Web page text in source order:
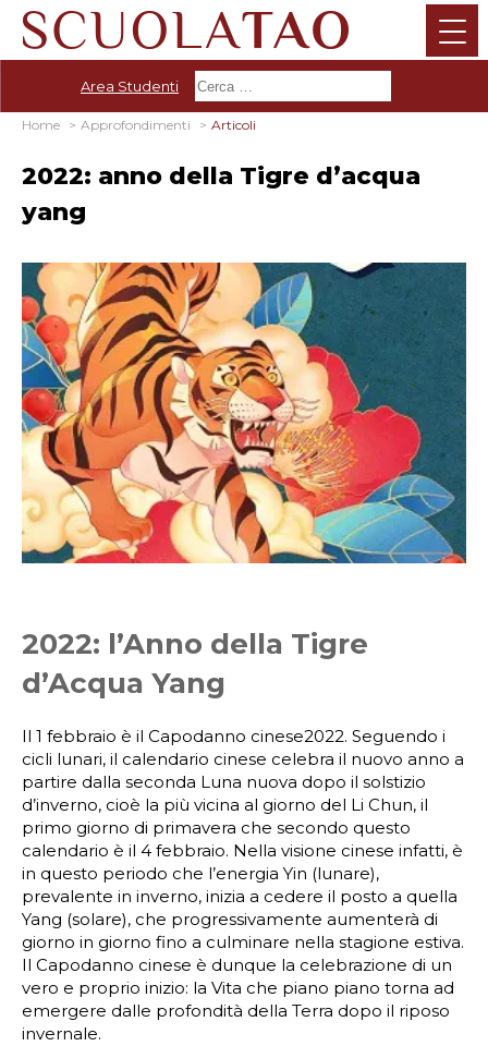
Area Studenti
Home Approfondimenti Articoli
2022: anno della Tigre d’acqua
yang
2022: l’Anno della Tigre
d’Acqua Yang
Il 1 febbraio è il Capodanno cinese2022. Seguendo i
cicli lunari, il calendario cinese celebra il nuovo anno a
partire dalla seconda Luna nuova dopo il solstizio
d’inverno, cioè la più vicina al giorno del Li Chun, il
primo giorno di primavera che secondo questo
calendario è il 4 febbraio. Nella visione cinese infatti, è
in questo periodo che l’energia Yin (lunare),
prevalente in inverno, inizia a cedere il posto a quella
Yang (solare), che progressivamente aumenterà di
giorno in giorno fino a culminare nella stagione estiva.
Il Capodanno cinese è dunque la celebrazione di un
vero e proprio inizio: la Vita che piano piano torna ad
emergere dalle profondità della Terra dopo il riposo
invernale.